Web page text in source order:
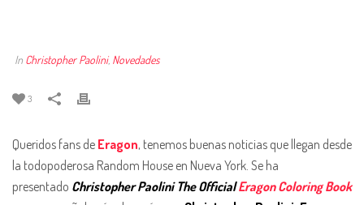
In Christopher Paolini, Novedades
3
Queridos fans de Eragon, tenemos buenas noticias que llegan desde
la todopoderosa Random House en Nueva York. Se ha
presentado Christopher Paolini The OfficialEragon Coloring Book